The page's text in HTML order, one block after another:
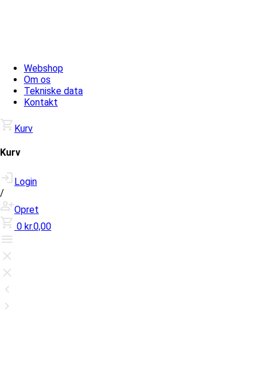
Webshop
Om os
Tekniske data
Kontakt
Kurv
Kurv
Login
/
Opret
0 kr.0,00